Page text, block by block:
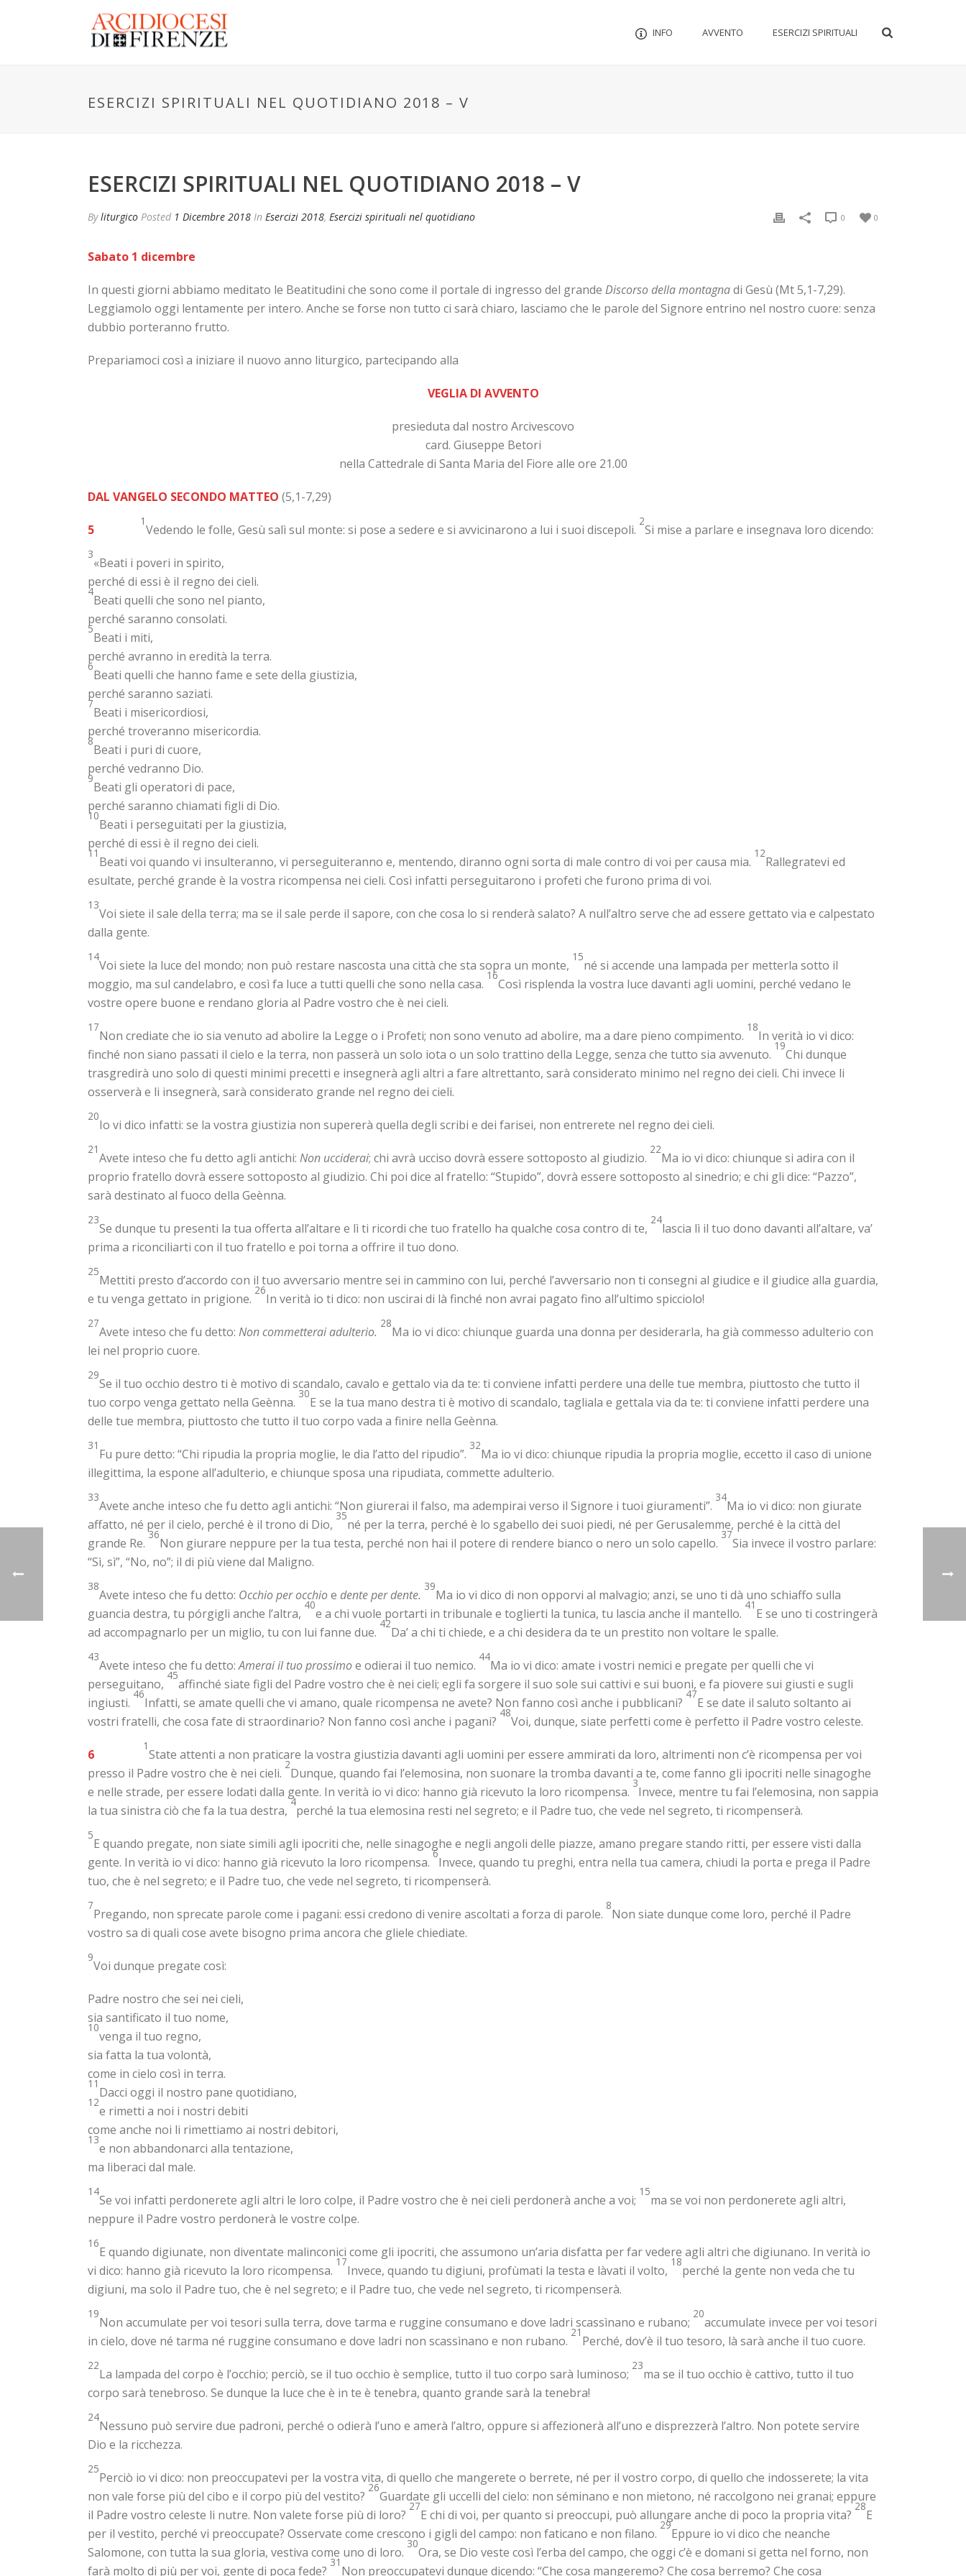
INFO AVVENTO ESERCIZI SPIRITUALI
ESERCIZI SPIRITUALI NEL QUOTIDIANO 2018 – V
ESERCIZI SPIRITUALI NEL QUOTIDIANO 2018 – V
Byliturgico Posted 1 Dicembre 2018 In Esercizi 2018, Esercizi spirituali nel quotidiano 0
0
Sabato 1 dicembre
In questi giorni abbiamo meditato le Beatitudini che sono come il portale di ingresso del grande Discorso della montagnadi Gesù (Mt 5,1-7,29).
Leggiamolo oggi lentamente per intero. Anche se forse non tutto ci sarà chiaro, lasciamo che le parole del Signore entrino nel nostro cuore: senza
dubbio porteranno frutto.
Prepariamoci così a iniziare il nuovo anno liturgico, partecipando alla
VEGLIA DI AVVENTO
presieduta dal nostro Arcivescovo
card. Giuseppe Betori
nella Cattedrale di Santa Maria del Fiore alle ore 21.00
DAL VANGELO SECONDO MATTEO (5,1-7,29)
5
1
Vedendo le folle, Gesù salì sul monte: si pose a sedere e si avvicinarono a lui i suoi discepoli.
2
Si mise a parlare e insegnava loro dicendo:
3
«Beati i poveri in spirito,
perché di essi è il regno dei cieli.
4
Beati quelli che sono nel pianto,
perché saranno consolati.
5
Beati i miti,
perché avranno in eredità la terra.
6
Beati quelli che hanno fame e sete della giustizia,
perché saranno saziati.
7
Beati i misericordiosi,
perché troveranno misericordia.
8
Beati i puri di cuore,
perché vedranno Dio.
9
Beati gli operatori di pace,
perché saranno chiamati figli di Dio.
10
Beati i perseguitati per la giustizia,
perché di essi è il regno dei cieli.
11
Beati voi quando vi insulteranno, vi perseguiteranno e, mentendo, diranno ogni sorta di male contro di voi per causa mia.
12
Rallegratevi ed
esultate, perché grande è la vostra ricompensa nei cieli. Così infatti perseguitarono i profeti che furono prima di voi.
13
Voi siete il sale della terra; ma se il sale perde il sapore, con che cosa lo si renderà salato? A null’altro serve che ad essere gettato via e calpestato
dalla gente.
14
Voi siete la luce del mondo; non può restare nascosta una città che sta sopra un monte,
15
né si accende una lampada per metterla sotto il
moggio, ma sul candelabro, e così fa luce a tutti quelli che sono nella casa.
16
Così risplenda la vostra luce davanti agli uomini, perché vedano le
vostre opere buone e rendano gloria al Padre vostro che è nei cieli.
17
Non crediate che io sia venuto ad abolire la Legge o i Profeti; non sono venuto ad abolire, ma a dare pieno compimento.
18
In verità io vi dico:
finché non siano passati il cielo e la terra, non passerà un solo iota o un solo trattino della Legge, senza che tutto sia avvenuto.
19
Chi dunque
trasgredirà uno solo di questi minimi precetti e insegnerà agli altri a fare altrettanto, sarà considerato minimo nel regno dei cieli. Chi invece li
osserverà e li insegnerà, sarà considerato grande nel regno dei cieli.
20
Io vi dico infatti: se la vostra giustizia non supererà quella degli scribi e dei farisei, non entrerete nel regno dei cieli.
21
Avete inteso che fu detto agli antichi: Non ucciderai; chi avrà ucciso dovrà essere sottoposto al giudizio.
22
Ma io vi dico: chiunque si adira con il
proprio fratello dovrà essere sottoposto al giudizio. Chi poi dice al fratello: “Stupido”, dovrà essere sottoposto al sinedrio; e chi gli dice: “Pazzo”,
sarà destinato al fuoco della Geènna.
23
Se dunque tu presenti la tua offerta all’altare e lì ti ricordi che tuo fratello ha qualche cosa contro di te,
24
lascia lì il tuo dono davanti all’altare, va’
prima a riconciliarti con il tuo fratello e poi torna a offrire il tuo dono.
25
Mettiti presto d’accordo con il tuo avversario mentre sei in cammino con lui, perché l’avversario non ti consegni al giudice e il giudice alla guardia,
e tu venga gettato in prigione.
26
In verità io ti dico: non uscirai di là finché non avrai pagato fino all’ultimo spicciolo!
27
Avete inteso che fu detto: Non commetterai adulterio.
28
Ma io vi dico: chiunque guarda una donna per desiderarla, ha già commesso adulterio con
lei nel proprio cuore.
29
Se il tuo occhio destro ti è motivo di scandalo, cavalo e gettalo via da te: ti conviene infatti perdere una delle tue membra, piuttosto che tutto il
tuo corpo venga gettato nella Geènna.
30
E se la tua mano destra ti è motivo di scandalo, tagliala e gettala via da te: ti conviene infatti perdere una
delle tue membra, piuttosto che tutto il tuo corpo vada a finire nella Geènna.
31
Fu pure detto: “Chi ripudia la propria moglie, le dia l’atto del ripudio”.
32
Ma io vi dico: chiunque ripudia la propria moglie, eccetto il caso di unione
illegittima, la espone all’adulterio, e chiunque sposa una ripudiata, commette adulterio.
33
Avete anche inteso che fu detto agli antichi: “Non giurerai il falso, ma adempirai verso il Signore i tuoi giuramenti”.
34
Ma io vi dico: non giurate
affatto, né per il cielo, perché è il trono di Dio,
35
né per la terra, perché è lo sgabello dei suoi piedi, né per Gerusalemme, perché è la città del
grande Re.
36
Non giurare neppure per la tua testa, perché non hai il potere di rendere bianco o nero un solo capello.
37
Sia invece il vostro parlare:
“Sì, sì”, “No, no”; il di più viene dal Maligno.
38
Avete inteso che fu detto: Occhio per occhioe dente per dente.
39
Ma io vi dico di non opporvi al malvagio; anzi, se uno ti dà uno schiaffo sulla
guancia destra, tu pórgigli anche l’altra,
40
e a chi vuole portarti in tribunale e toglierti la tunica, tu lascia anche il mantello.
41
E se uno ti costringerà
ad accompagnarlo per un miglio, tu con lui fanne due.
42
Da’ a chi ti chiede, e a chi desidera da te un prestito non voltare le spalle.
43
Avete inteso che fu detto:Amerai il tuo prossimoe odierai il tuo nemico.
44
Ma io vi dico: amate i vostri nemici e pregate per quelli che vi
perseguitano,
45
affinché siate figli del Padre vostro che è nei cieli; egli fa sorgere il suo sole sui cattivi e sui buoni, e fa piovere sui giusti e sugli
ingiusti.
46
Infatti, se amate quelli che vi amano, quale ricompensa ne avete? Non fanno così anche i pubblicani?
47
E se date il saluto soltanto ai
vostri fratelli, che cosa fate di straordinario? Non fanno così anche i pagani?
48
Voi, dunque, siate perfetti come è perfetto il Padre vostro celeste.
6
1
State attenti a non praticare la vostra giustizia davanti agli uomini per essere ammirati da loro, altrimenti non c’è ricompensa per voi
presso il Padre vostro che è nei cieli.
2
Dunque, quando fai l’elemosina, non suonare la tromba davanti a te, come fanno gli ipocriti nelle sinagoghe
e nelle strade, per essere lodati dalla gente. In verità io vi dico: hanno già ricevuto la loro ricompensa.
3
Invece, mentre tu fai l’elemosina, non sappia
la tua sinistra ciò che fa la tua destra,
4
perché la tua elemosina resti nel segreto; e il Padre tuo, che vede nel segreto, ti ricompenserà.
5
E quando pregate, non siate simili agli ipocriti che, nelle sinagoghe e negli angoli delle piazze, amano pregare stando ritti, per essere visti dalla
gente. In verità io vi dico: hanno già ricevuto la loro ricompensa.
6
Invece, quando tu preghi, entra nella tua camera, chiudi la porta e prega il Padre
tuo, che è nel segreto; e il Padre tuo, che vede nel segreto, ti ricompenserà.
7
Pregando, non sprecate parole come i pagani: essi credono di venire ascoltati a forza di parole.
8
Non siate dunque come loro, perché il Padre
vostro sa di quali cose avete bisogno prima ancora che gliele chiediate.
9
Voi dunque pregate così:
Padre nostro che sei nei cieli,
sia santificato il tuo nome,
10
venga il tuo regno,
sia fatta la tua volontà,
come in cielo così in terra.
11
Dacci oggi il nostro pane quotidiano,
12
e rimetti a noi i nostri debiti
come anche noi li rimettiamo ai nostri debitori,
13
e non abbandonarci alla tentazione,
ma liberaci dal male.
14
Se voi infatti perdonerete agli altri le loro colpe, il Padre vostro che è nei cieli perdonerà anche a voi;
15
ma se voi non perdonerete agli altri,
neppure il Padre vostro perdonerà le vostre colpe.
16
E quando digiunate, non diventate malinconici come gli ipocriti, che assumono un’aria disfatta per far vedere agli altri che digiunano. In verità io
vi dico: hanno già ricevuto la loro ricompensa.
17
Invece, quando tu digiuni, profùmati la testa e làvati il volto,
18
perché la gente non veda che tu
digiuni, ma solo il Padre tuo, che è nel segreto; e il Padre tuo, che vede nel segreto, ti ricompenserà.
19
Non accumulate per voi tesori sulla terra, dove tarma e ruggine consumano e dove ladri scassìnano e rubano;
20
accumulate invece per voi tesori
in cielo, dove né tarma né ruggine consumano e dove ladri non scassìnano e non rubano.
21
Perché, dov’è il tuo tesoro, là sarà anche il tuo cuore.
22
La lampada del corpo è l’occhio; perciò, se il tuo occhio è semplice, tutto il tuo corpo sarà luminoso;
23
ma se il tuo occhio è cattivo, tutto il tuo
corpo sarà tenebroso. Se dunque la luce che è in te è tenebra, quanto grande sarà la tenebra!
24
Nessuno può servire due padroni, perché o odierà l’uno e amerà l’altro, oppure si affezionerà all’uno e disprezzerà l’altro. Non potete servire
Dio e la ricchezza.
25
Perciò io vi dico: non preoccupatevi per la vostra vita, di quello che mangerete o berrete, né per il vostro corpo, di quello che indosserete; la vita
non vale forse più del cibo e il corpo più del vestito?
26
Guardate gli uccelli del cielo: non séminano e non mietono, né raccolgono nei granai; eppure
il Padre vostro celeste li nutre. Non valete forse più di loro?
27
E chi di voi, per quanto si preoccupi, può allungare anche di poco la propria vita?
28
E
per il vestito, perché vi preoccupate? Osservate come crescono i gigli del campo: non faticano e non filano.
29
Eppure io vi dico che neanche
Salomone, con tutta la sua gloria, vestiva come uno di loro.
30
Ora, se Dio veste così l’erba del campo, che oggi c’è e domani si getta nel forno, non
farà molto di più per voi, gente di poca fede?
31
Non preoccupatevi dunque dicendo: “Che cosa mangeremo? Che cosa berremo? Che cosa